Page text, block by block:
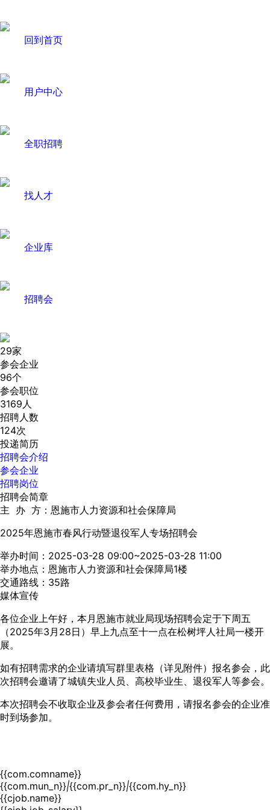
回到首页
用户中心
全职招聘
找人才
企业库
招聘会
29家
参会企业
96个
参会职位
3169人
招聘人数
124次
投递简历
招聘会介绍
参会企业
招聘岗位
招聘会简章
主 办 方：恩施市人力资源和社会保障局
2025年恩施市春风行动暨退役军人专场招聘会
举办时间：2025-03-28 09:00~2025-03-28 11:00
举办地点：恩施市人力资源和社会保障局1楼
交通路线：35路
媒体宣传
各位企业上午好，本月恩施市就业局现场招聘会定于下周五
（2025年3月28日）早上九点至十一点在松树坪人社局一楼开
展。
如有招聘需求的企业请填写群里表格（详见附件）报名参会，此
次招聘会邀请了城镇失业人员、高校毕业生、退役军人等参会。
本次招聘会不收取企业及参会者任何费用，请报名参会的企业准
时到场参加。
{{com.comname}}
{{com.mun_n}}|{{com.pr_n}}|{{com.hy_n}}
{{cjob.name}}